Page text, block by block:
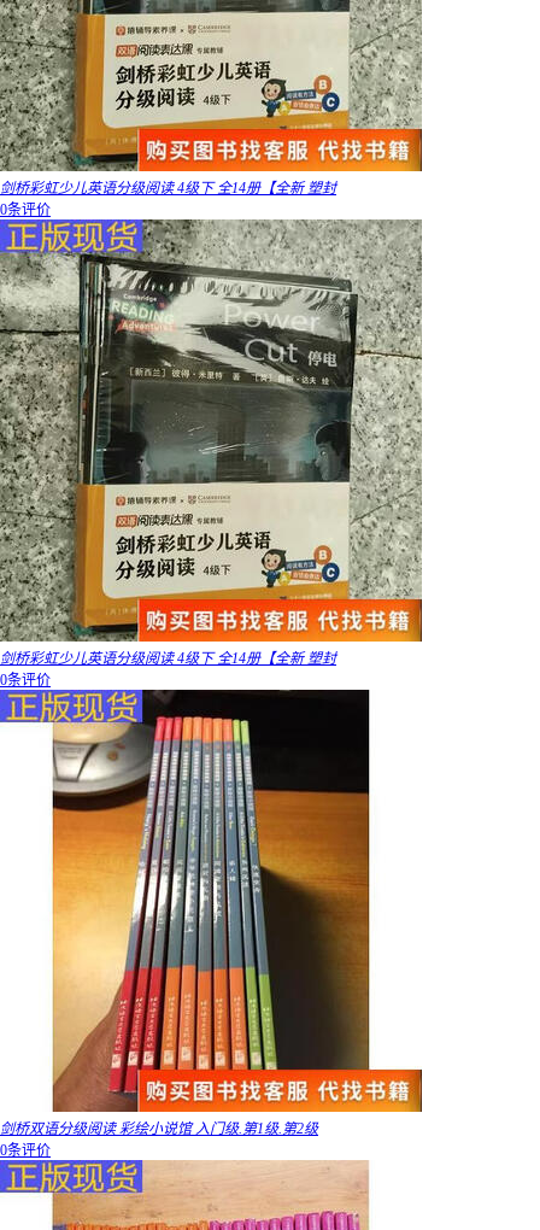
剑桥彩虹少儿英语分级阅读 4级下 全14册【全新 塑封
0条评价
剑桥彩虹少儿英语分级阅读 4级下 全14册【全新 塑封
0条评价
剑桥双语分级阅读 彩绘小说馆 入门级.第1级.第2级
0条评价